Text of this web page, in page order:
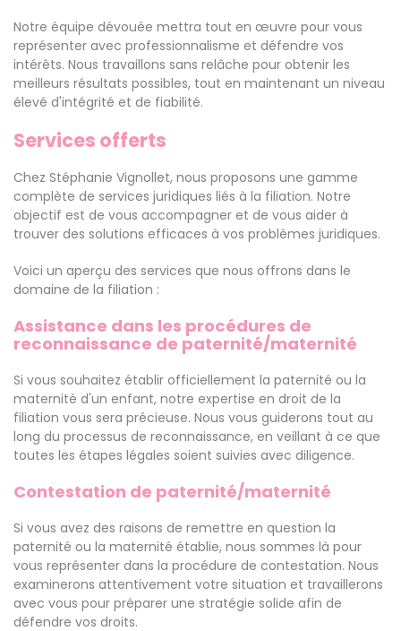
Notre équipe dévouée mettra tout en œuvre pour vous
représenter avec professionnalisme et défendre vos
intérêts. Nous travaillons sans relâche pour obtenir les
meilleurs résultats possibles, tout en maintenant un niveau
élevé d'intégrité et de fiabilité.
Services offerts
Chez Stéphanie Vignollet, nous proposons une gamme
complète de services juridiques liés à la filiation. Notre
objectif est de vous accompagner et de vous aider à
trouver des solutions efficaces à vos problèmes juridiques.
Voici un aperçu des services que nous offrons dans le
domaine de la filiation :
Assistance dans les procédures de
reconnaissance de paternité/maternité
Si vous souhaitez établir officiellement la paternité ou la
maternité d'un enfant, notre expertise en droit de la
filiation vous sera précieuse. Nous vous guiderons tout au
long du processus de reconnaissance, en veillant à ce que
toutes les étapes légales soient suivies avec diligence.
Contestation de paternité/maternité
Si vous avez des raisons de remettre en question la
paternité ou la maternité établie, nous sommes là pour
vous représenter dans la procédure de contestation. Nous
examinerons attentivement votre situation et travaillerons
avec vous pour préparer une stratégie solide afin de
défendre vos droits.